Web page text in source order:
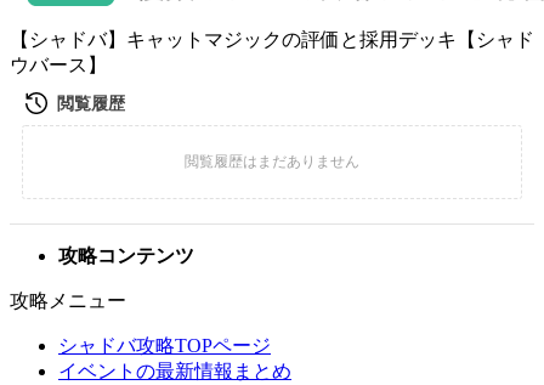
【シャドバ】キャットマジックの評価と採用デッキ【シャド
ウバース】
攻略コンテンツ
攻略メニュー
シャドバ攻略TOPページ
イベントの最新情報まとめ